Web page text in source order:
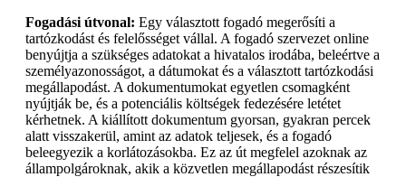
Fogadási útvonal: Egy választott fogadó megerősíti a
tartózkodást és felelősséget vállal. A fogadó szervezet online
benyújtja a szükséges adatokat a hivatalos irodába, beleértve a
személyazonosságot, a dátumokat és a választott tartózkodási
megállapodást. A dokumentumokat egyetlen csomagként
nyújtják be, és a potenciális költségek fedezésére letétet
kérhetnek. A kiállított dokumentum gyorsan, gyakran percek
alatt visszakerül, amint az adatok teljesek, és a fogadó
beleegyezik a korlátozásokba. Ez az út megfelel azoknak az
állampolgároknak, akik a közvetlen megállapodást részesítik